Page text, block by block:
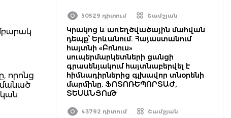
որոնց
50529 դիտում Շամշյան
Կրակոց և առեղծվածային մահվան
դեպք՝ Երևանում. Հայաստանում
հայտնի «Բոնուս»
սուպերմարկետների ցանցի
գրասենյակում հայտնաբերվել է
հիմնադիրներից գլխավոր տնօրենի
մարմինը. ՖՈՏՈՌԵՊՈՐՏԱԺ,
ՏԵՍԱՆՅՈւԹ
43792 դիտում Շամշյան